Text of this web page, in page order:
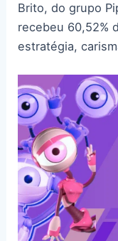
Brito, do grupo
recebeu 60,52%
estratégia,